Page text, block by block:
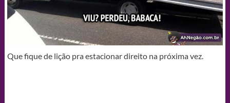
Que fique de lição pra estacionar direito na próxima vez.